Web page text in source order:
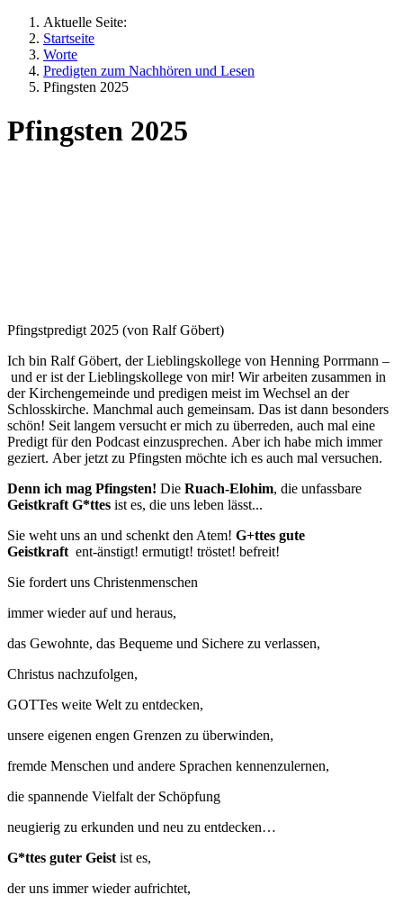
Aktuelle Seite:
Startseite
Worte
Predigten zum Nachhören und Lesen
Pfingsten 2025
Pfingsten 2025
Pfingstpredigt 2025 (von Ralf Göbert)
Ich bin Ralf Göbert, der Lieblingskollege von Henning Porrmann –
und er ist der Lieblingskollege von mir! Wir arbeiten zusammen in
der Kirchengemeinde und predigen meist im Wechsel an der
Schlosskirche. Manchmal auch gemeinsam. Das ist dann besonders
schön! Seit langem versucht er mich zu überreden, auch mal eine
Predigt für den Podcast einzusprechen. Aber ich habe mich immer
geziert. Aber jetzt zu Pfingsten möchte ich es auch mal versuchen.
Denn ich mag Pfingsten! Die Ruach-Elohim, die unfassbare
Geistkraft G*ttes ist es, die uns leben lässt...
Sie weht uns an und schenkt den Atem! G+ttes gute
Geistkraft ent-änstigt! ermutigt! tröstet! befreit!
Sie fordert uns Christenmenschen
immer wieder auf und heraus,
das Gewohnte, das Bequeme und Sichere zu verlassen,
Christus nachzufolgen,
GOTTes weite Welt zu entdecken,
unsere eigenen engen Grenzen zu überwinden,
fremde Menschen und andere Sprachen kennenzulernen,
die spannende Vielfalt der Schöpfung
neugierig zu erkunden und neu zu entdecken…
G*ttes guter Geist ist es,
der uns immer wieder aufrichtet,